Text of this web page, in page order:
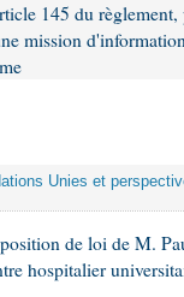
145 du règlement,
mission
Unies et
de loi de M.
hospitalier